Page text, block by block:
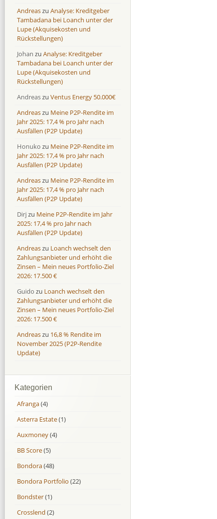
Moncera
8,0 %
Monestro
9,1 %
Neo Finance
Omaraha
16,4 %
Moncera
11,1 %
Monestro
>1000%
Neo Finance
Omaraha
18,0 %
Andreaszu Analyse: Kreditgeber
Tambadana bei Loanch unter der
Lupe (Akquisekosten und
Rückstellungen)
Johan zu Analyse: Kreditgeber
Tambadana bei Loanch unter der
Lupe (Akquisekosten und
Rückstellungen)
Andreaszu Ventus Energy 50.000€
Andreaszu Meine P2P-Rendite im
Jahr 2025: 17,4 % pro Jahr nach
Ausfällen (P2P Update)
Honuko zu Meine P2P-Rendite im
Jahr 2025: 17,4 % pro Jahr nach
Ausfällen (P2P Update)
Andreaszu Meine P2P-Rendite im
Jahr 2025: 17,4 % pro Jahr nach
Ausfällen (P2P Update)
Dirjzu Meine P2P-Rendite im Jahr
2025: 17,4 % pro Jahr nach
Ausfällen (P2P Update)
Andreaszu Loanch wechselt den
Zahlungsanbieter und erhöht die
Zinsen – Mein neues Portfolio-Ziel
2026: 17.500 €
Guido zu Loanch wechselt den
Zahlungsanbieter und erhöht die
Zinsen – Mein neues Portfolio-Ziel
2026: 17.500 €
Andreaszu 16,8 % Rendite im
November 2025 (P2P-Rendite
Update)
Kategorien
Afranga(4)
Asterra Estate(1)
Auxmoney(4)
BB Score(5)
Bondora(48)
Bondora Portfolio (22)
Bondster(1)
Crosslend (2)